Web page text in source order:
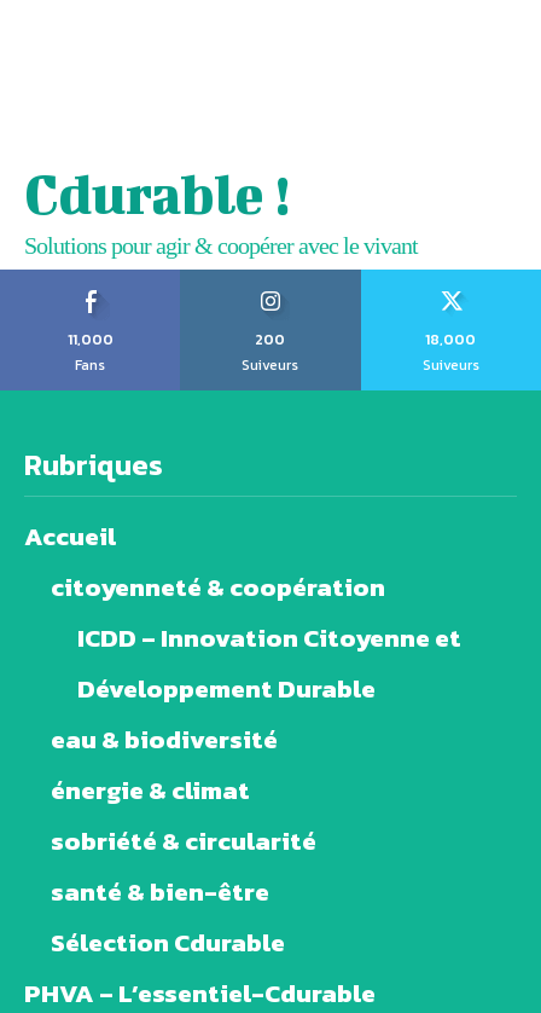
Cdurable !
Solutions pour agir & coopérer avec le vivant
11,000
Fans
200
Suiveurs
18,000
Suiveurs
Rubriques
Accueil
citoyenneté & coopération
ICDD – Innovation Citoyenne et
Développement Durable
eau & biodiversité
énergie & climat
sobriété & circularité
santé & bien-être
Sélection Cdurable
PHVA – L’essentiel-Cdurable